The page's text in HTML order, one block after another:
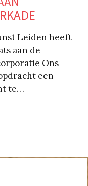
Leiden heeft
aan de
Ons
een
te…